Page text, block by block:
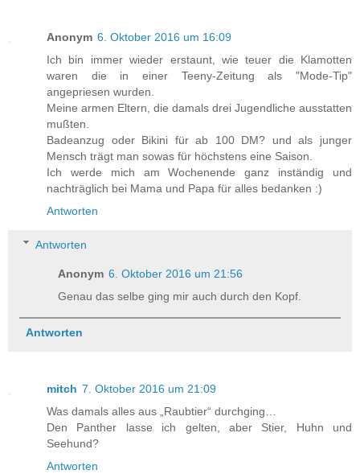
Anonym 6. Oktober 2016 um 16:09
Ich bin immer wieder erstaunt, wie teuer die Klamotten
waren die in einer Teeny-Zeitung als "Mode-Tip"
angepriesen wurden.
Meine armen Eltern, die damals drei Jugendliche ausstatten
mußten.
Badeanzug oder Bikini für ab 100 DM? und als junger
Mensch trägt man sowas für höchstens eine Saison.
Ich werde mich am Wochenende ganz inständig und
nachträglich bei Mama und Papa für alles bedanken :)
Antworten
Antworten
Anonym 6. Oktober 2016 um 21:56
Genau das selbe ging mir auch durch den Kopf.
Antworten
mitch 7. Oktober 2016 um 21:09
Was damals alles aus „Raubtier“ durchging…
Den Panther lasse ich gelten, aber Stier, Huhn und
Seehund?
Antworten